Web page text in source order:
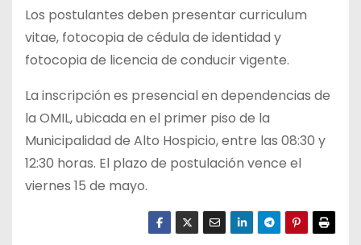
Los postulantes deben presentar curriculum
vitae, fotocopia de cédula de identidad y
fotocopia de licencia de conducir vigente.
La inscripción es presencial en dependencias de
la OMIL, ubicada en el primer piso de la
Municipalidad de Alto Hospicio, entre las 08:30 y
12:30 horas. El plazo de postulación vence el
viernes 15 de mayo.